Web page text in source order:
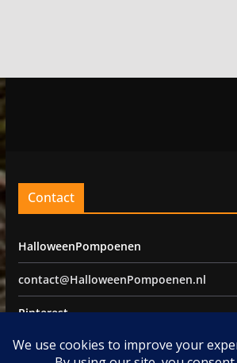
Contact
HalloweenPompoenen
contact@HalloweenPompoenen.nl
Pinterest
Facebook